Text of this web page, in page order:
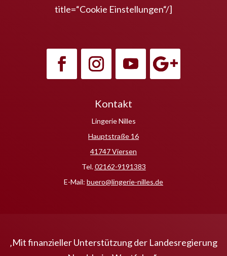
title=“Cookie Einstellungen“/]
Kontakt
Lingerie Nilles
Hauptstraße 16
41747 Viersen
Tel.02162-9191383
E-Mail: buero@lingerie-nilles.de
‚Mit finanzieller Unterstützung der Landesregierung